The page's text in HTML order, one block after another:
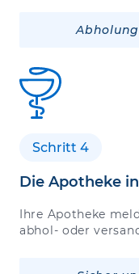
Schritt 4
Die Apotheke
Ihre Apotheke
abhol- oder